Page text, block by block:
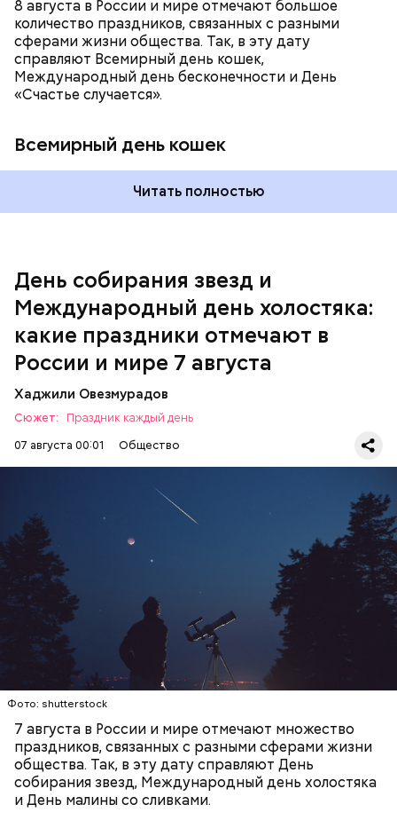
8 августа в России и мире отмечают большое
количество праздников, связанных с разными
сферами жизни общества. Так, в эту дату
справляют Всемирный день кошек,
Международный день бесконечности и День
«Счастье случается».
Всемирный день кошек
Читать полностью
День собирания звезд и
Международный день холостяка:
какие праздники отмечают в
России и мире 7 августа
Хаджили Овезмурадов
Сюжет:
Праздник каждый день
07 августа 00:01
Общество
Фото: shutterstock
7 августа в России и мире отмечают множество
праздников, связанных с разными сферами жизни
общества. Так, в эту дату справляют День
собирания звезд, Международный день холостяка
и День малины со сливками.
День собирания звезд учрежден в честь
метеорного потока Персеиды, который ежегодно
можно наблюдать в августе. Все любители
смотреть на звездопад 7 августа выезжают за
город — в местность, где нет светового
загрязнения и где можно невооруженным глазом
наблюдать за падающими звездами.
ЕДА ПРАЗДНИКИ
СЛАДОСТИ
кабачок;
петрушка;
— Кабачки, порезанные кубиками, нужно легко
обжарить на сковороде. К ним добавляются зелень
петрушки, чеснок, соль и оливковое масло.
Получается очень вкусно, — поделился рецептом
Копылов.
Спагетти из кабачков